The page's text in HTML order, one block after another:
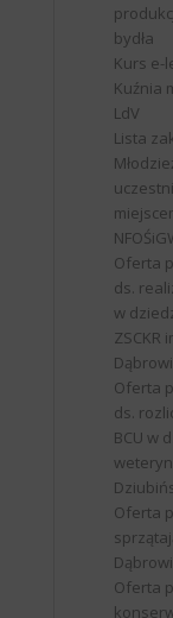
bydła
Kurs e-
Kuźnia
LdV
Lista
Oferta
ds.
w
ZSCKR
Oferta
ds.
BCU w
Oferta
Oferta